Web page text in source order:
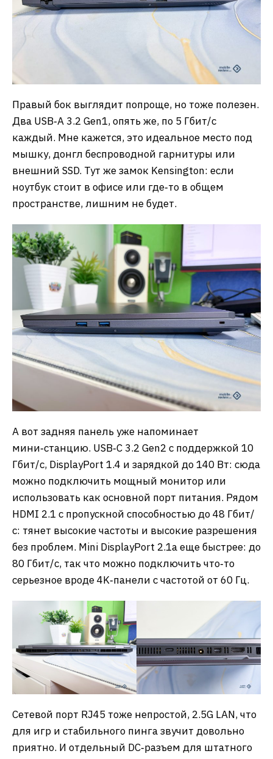
Правый бок выглядит попроще, но тоже полезен.
Два USB‑A 3.2 Gen1, опять же, по 5 Гбит/с
каждый. Мне кажется, это идеальное место под
мышку, донгл беспроводной гарнитуры или
внешний SSD. Тут же замок Kensington: если
ноутбук стоит в офисе или где‑то в общем
пространстве, лишним не будет.
А вот задняя панель уже напоминает
мини‑станцию. USB‑C 3.2 Gen2 с поддержкой 10
Гбит/с, DisplayPort 1.4 и зарядкой до 140 Вт: сюда
можно подключить мощный монитор или
использовать как основной порт питания. Рядом
HDMI 2.1 с пропускной способностью до 48 Гбит/
с: тянет высокие частоты и высокие разрешения
без проблем. Mini DisplayPort 2.1a еще быстрее: до
80 Гбит/с, так что можно подключить что‑то
серьезное вроде 4K‑панели с частотой от 60 Гц.
Сетевой порт RJ45 тоже непростой, 2.5G LAN, что
для игр и стабильного пинга звучит довольно
приятно. И отдельный DC‑разъем для штатного